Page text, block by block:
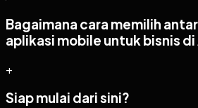
Bagaimana cara memilih
aplikasi mobile untuk bisnis di
+
Siap mulai dari sini?